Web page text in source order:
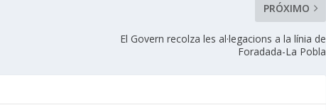
PRÓXIMO
El Govern recolza les al·legacions a la línia de
Foradada-La Pobla